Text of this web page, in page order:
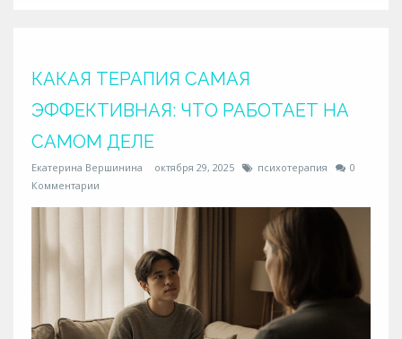
КАКАЯ ТЕРАПИЯ САМАЯ
ЭФФЕКТИВНАЯ: ЧТО РАБОТАЕТ НА
САМОМ ДЕЛЕ
Екатерина Вершинина октября 29, 2025 психотерапия
0
Комментарии